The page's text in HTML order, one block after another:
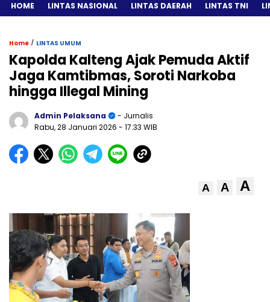
HOME LINTAS NASIONAL LINTAS DAERAH LINTAS TNI
Home / LINTAS UMUM
Kapolda Kalteng Ajak Pemuda Aktif
Jaga Kamtibmas, Soroti Narkoba
hingga Illegal Mining
Admin Pelaksana
- Jurnalis
Rabu, 28 Januari 2026 - 17:33 WIB
A A A